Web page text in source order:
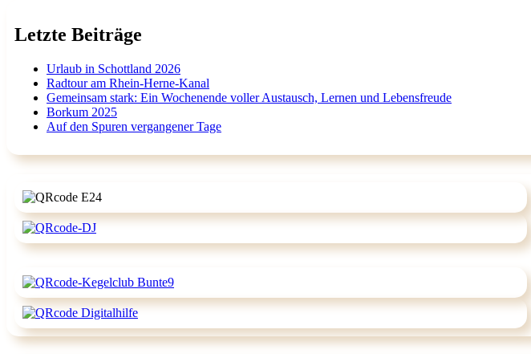
Letzte Beiträge
Urlaub in Schottland 2026
Radtour am Rhein-Herne-Kanal
Gemeinsam stark: Ein Wochenende voller Austausch, Lernen und Lebensfreude
Borkum 2025
Auf den Spuren vergangener Tage